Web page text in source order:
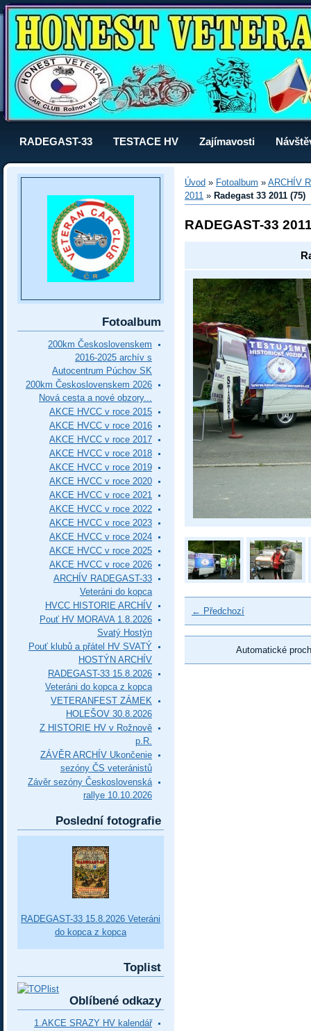
RADEGAST-33 TESTACE HV Zajímavosti
Úvod » Fotoalbum » ARCHÍV
2011 » Radegast 33 2011 (75)
RADEGAST-33
← Předchozí
Automatické
Fotoalbum
200km Československem
2016-2025 archív s
Autocentrum Púchov SK
200km Československem 2026
Nová cesta a nové obzory...
AKCE HVCC v roce 2015
AKCE HVCC v roce 2016
AKCE HVCC v roce 2017
AKCE HVCC v roce 2018
AKCE HVCC v roce 2019
AKCE HVCC v roce 2020
AKCE HVCC v roce 2021
AKCE HVCC v roce 2022
AKCE HVCC v roce 2023
AKCE HVCC v roce 2024
AKCE HVCC v roce 2025
AKCE HVCC v roce 2026
ARCHÍV RADEGAST-33
Veteráni do kopca
HVCC HISTORIE ARCHÍV
Pouť HV MORAVA 1.8.2026
Svatý Hostýn
Pouť klubů a přátel HV SVATÝ
HOSTÝN ARCHÍV
RADEGAST-33 15.8.2026
Veteráni do kopca z kopca
VETERANFEST ZÁMEK
HOLEŠOV 30.8.2026
Z HISTORIE HV v Rožnově
p.R.
ZÁVĚR ARCHÍV Ukončenie
sezóny ČS veteránistů
Závěr sezóny Československá
rallye 10.10.2026
Poslední fotografie
RADEGAST-33 15.8.2026 Veteráni
do kopca z kopca
Toplist
Oblíbené odkazy
1.AKCE SRAZY HV kalendář